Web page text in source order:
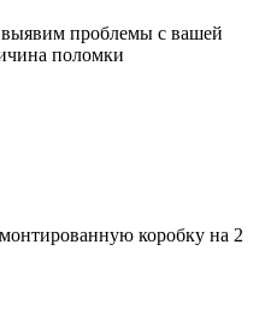
проблемы с вашей
поломки
коробку на 2